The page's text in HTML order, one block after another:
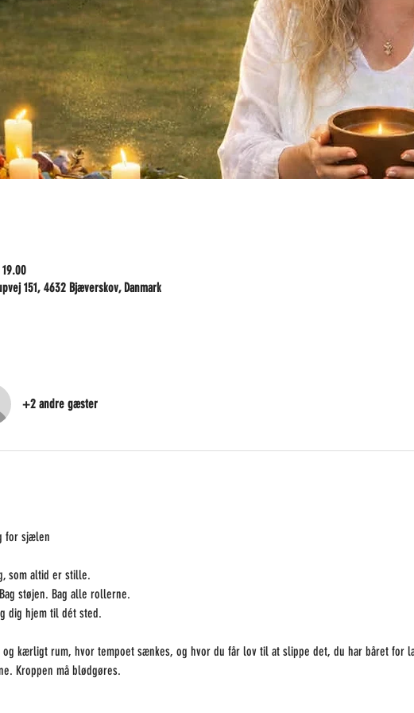
151, 4632 Bjæverskov, Danmark
+2 andre gæster
for sjælen
som altid er stille.
støjen. Bag alle rollerne.
dig hjem til dét sted.
kærligt rum, hvor tempoet sænkes, og hvor du får lov til at slippe det, du har båret for
Kroppen må blødgøres.